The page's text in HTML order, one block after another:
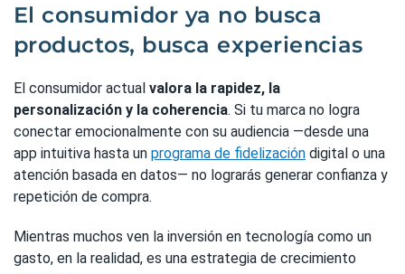
El consumidor ya no busca
productos, busca experiencias
El consumidor actual valora la rapidez, la
personalización y la coherencia. Si tu marca no logra
conectar emocionalmente con su audiencia —desde una
app intuitiva hasta un programa de fidelización digital o una
atención basada en datos— no lograrás generar confianza y
repetición de compra.
Mientras muchos ven la inversión en tecnología como un
gasto, en la realidad, es una estrategia de crecimiento